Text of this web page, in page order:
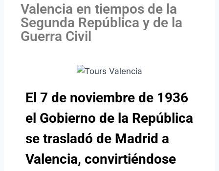
Valencia en tiempos de la
Segunda República y de la
Guerra Civil
El 7 de noviembre de 1936
el Gobierno de la República
se trasladó de Madrid a
Valencia, convirtiéndose